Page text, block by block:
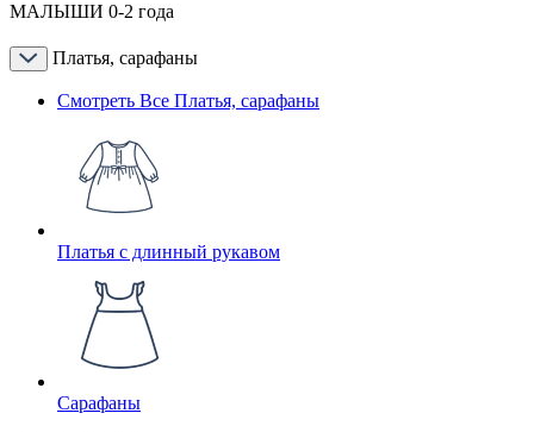
МАЛЫШИ 0-2 года
Платья, сарафаны
Смотреть Все Платья, сарафаны
Платья с длинный рукавом
Сарафаны